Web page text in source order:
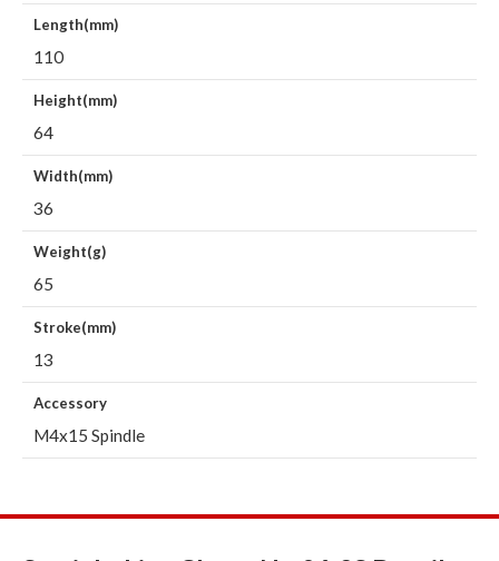
Length(mm)
110
Height(mm)
64
Width(mm)
36
Weight(g)
65
Stroke(mm)
13
Accessory
M4x15 Spindle